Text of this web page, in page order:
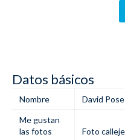
Datos básicos
Nombre
David Pose
Me gustan
las fotos
Foto